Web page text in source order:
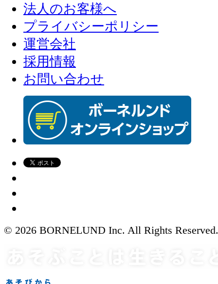
法人のお客様へ
プライバシーポリシー
運営会社
採用情報
お問い合わせ
© 2026 BORNELUND Inc. All Rights Reserved.